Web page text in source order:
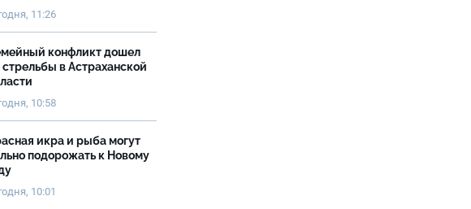
11:26
конфликт дошел
стрельбы в Астраханской
10:58
икра и рыба могут
подорожать к Новому
10:01